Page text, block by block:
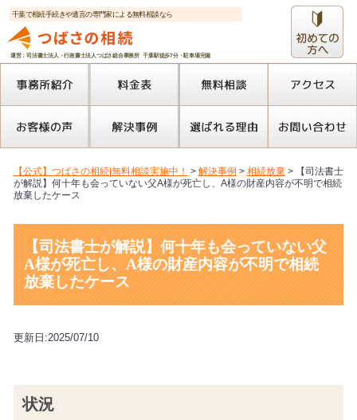
千葉で相続手続きや遺言の専門家による無料相談なら
運営：司法書士法人・行政書士法人つばさ総合事務所 千葉駅徒歩7分・駐車場完備
【公式】つばさの相続|無料相談実施中！ > 解決事例 > 相続放棄>
【司法書士
が解説】何十年も会っていない父A様が死亡し、A様の財産内容が不明で相続
放棄したケース
【司法書士が解説】何十年も会っていない父
A様が死亡し、A様の財産内容が不明で相続
放棄したケース
更新日:2025/07/10
状況